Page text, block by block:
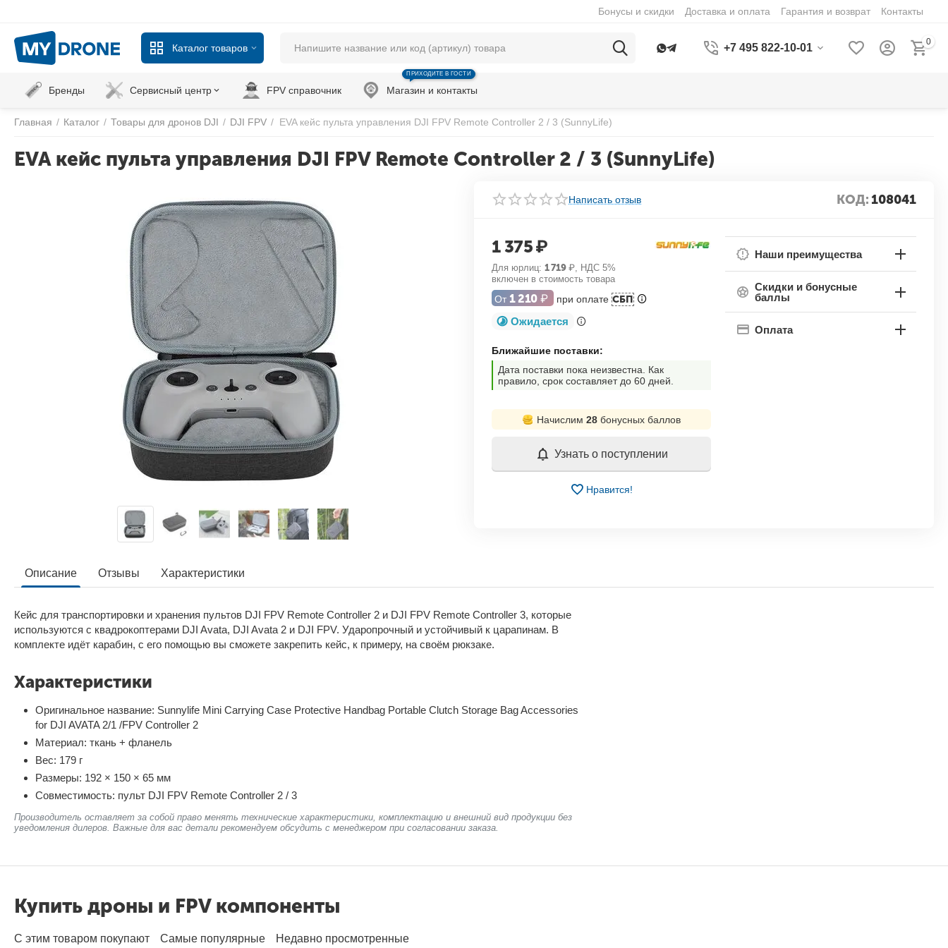
Бонусы и скидки Доставка и оплата Гарантия и возврат Контакты
Каталог товаров +7 495 822-10-01 0
Бренды Сервисный центр FPV справочник Магазин и контакты
ПРИХОДИТЕ В ГОСТИ
Главная / Каталог / Товары для дронов DJI / DJI FPV / EVA кейс пульта управления DJI FPV Remote Controller 2 / 3 (SunnyLife)
EVA кейс пульта управления DJI FPV Remote Controller 2 / 3 (SunnyLife)
Написать отзыв КОД:108041
1 375₽
Для юрлиц: 1 719 ₽, НДС 5%
включен в стоимость товара
От 1 210 ₽ при оплате СБП
Ожидается
Ближайшие поставки:
Дата поставки пока неизвестна. Как
правило, срок составляет до 60 дней.
Начислим 28бонусных баллов
Узнать о поступлении
Нравится!
Наши преимущества
Скидки и бонусные
баллы
Оплата
Описание Отзывы Характеристики
Кейс для транспортировки и хранения пультов DJI FPV Remote Controller 2 и DJI FPV Remote Controller 3, которые
используются с квадрокоптерами DJI Avata, DJI Avata 2 и DJI FPV. Ударопрочный и устойчивый к царапинам. В
комплекте идёт карабин, с его помощью вы сможете закрепить кейс, к примеру, на своём рюкзаке.
Характеристики
Оригинальное название: Sunnylife Mini Carrying Case Protective Handbag Portable Clutch Storage Bag Accessories
for DJI AVATA 2/1 /FPV Controller 2
Материал: ткань + фланель
Вес: 179 г
Размеры: 192 × 150 × 65 мм
Совместимость: пульт DJI FPV Remote Controller 2 / 3
Производитель оставляет за собой право менять технические характеристики, комплектацию и внешний вид продукции без
уведомления дилеров. Важные для вас детали рекомендуем обсудить с менеджером при согласовании заказа.
Купить дроны и FPV компоненты
С этим товаром покупают Самые популярные Недавно просмотренные